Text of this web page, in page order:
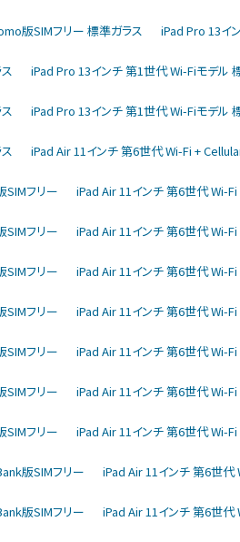
版SIMフリー 標準ガラス iPad Pro 13イ
iPad Pro 13インチ 第1世代 Wi-Fiモデル
iPad Pro 13インチ 第1世代 Wi-Fiモデル
iPad Air 11インチ 第6世代 Wi-Fi +
フリー iPad Air 11インチ 第6世代 Wi-
フリー iPad Air 11インチ 第6世代 Wi-
フリー iPad Air 11インチ 第6世代 Wi-
フリー iPad Air 11インチ 第6世代 Wi-
フリー iPad Air 11インチ 第6世代 Wi-
フリー iPad Air 11インチ 第6世代 Wi-
フリー iPad Air 11インチ 第6世代 Wi-
版SIMフリー iPad Air 11インチ 第6世
版SIMフリー iPad Air 11インチ 第6世